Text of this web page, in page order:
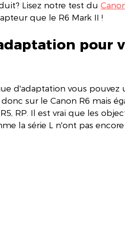
Lisez notre test du
que le R6 Mark II !
pour
d'adaptation vous pouvez
sur le Canon R6 mais
RP. Il est vrai que les
la série L n'ont pas